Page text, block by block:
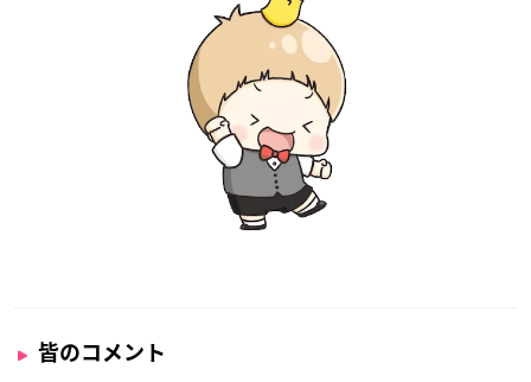
皆のコメント